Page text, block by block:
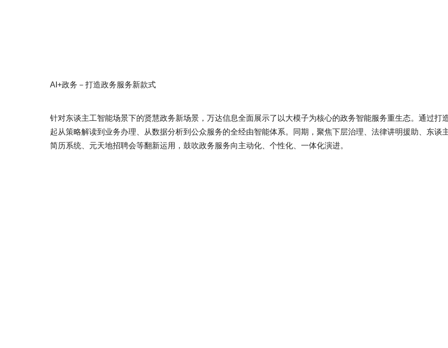
AI+政务－打造政务服务新款式
针对东谈主工智能场景下的贤慧政务新场景，万达信息全面展示了以大模子为核心的政务智能服务重生态。通过打
起从策略解读到业务办理、从数据分析到公众服务的全经由智能体系。同期，聚焦下层治理、法律讲明援助、东谈
简历系统、元天地招聘会等翻新运用，鼓吹政务服务向主动化、个性化、一体化演进。